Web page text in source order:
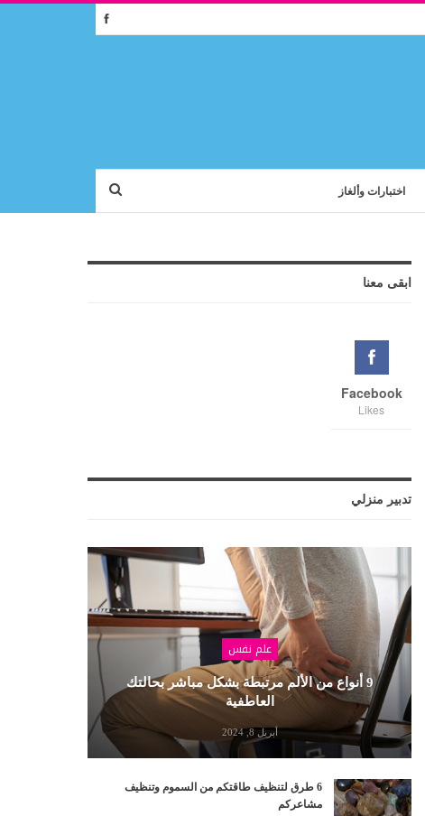
اختبارات وألغاز
ابقى معنا
Facebook
Likes
تدبير منزلي
علم نفس
9 أنواع من الألم مرتبطة بشكل مباشر بحالتك
العاطفية
أبريل 8, 2024
6 طرق لتنظيف طاقتكم من السموم وتنظيف
مشاعركم